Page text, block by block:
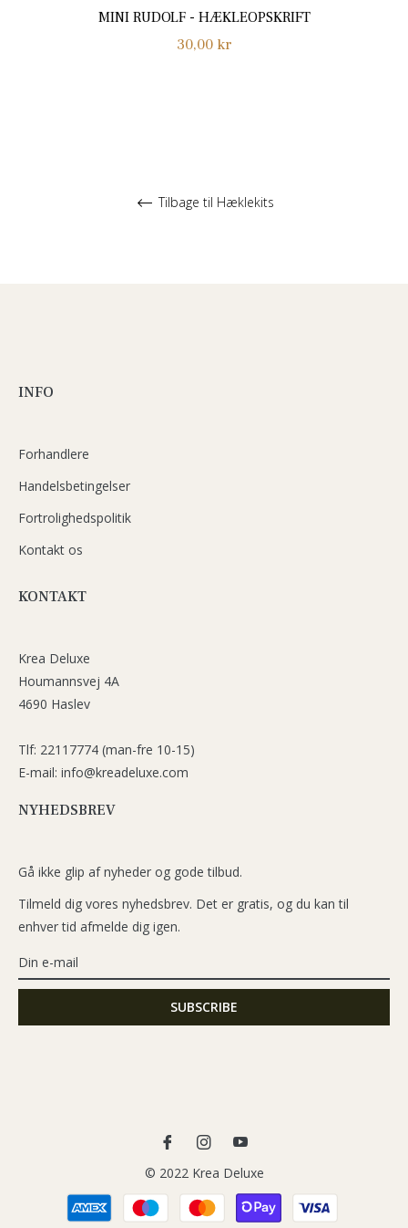
MINI RUDOLF - HÆKLEOPSKRIFT
Normalpris
30,00 kr
Tilbage til Hæklekits
INFO
Forhandlere
Handelsbetingelser
Fortrolighedspolitik
Kontakt os
KONTAKT
Krea Deluxe
Houmannsvej 4A
4690 Haslev
Tlf: 22117774 (man-fre 10-15)
E-mail: info@kreadeluxe.com
NYHEDSBREV
Gå ikke glip af nyheder og gode tilbud.
Tilmeld dig vores nyhedsbrev. Det er gratis, og du kan til
enhver tid afmelde dig igen.
Ins
You
© 2022 Krea Deluxe